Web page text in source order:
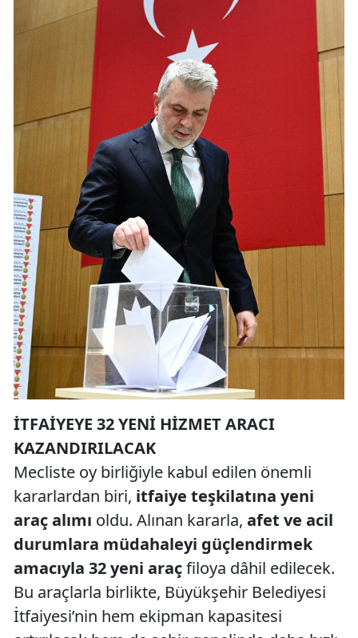
İTFAİYEYE 32 YENİ HİZMET ARACI
KAZANDIRILACAK
Mecliste oy birliğiyle kabul edilen önemli
kararlardan biri, itfaiye teşkilatına yeni
araç alımı oldu. Alınan kararla, afet ve acil
durumlara müdahaleyi güçlendirmek
amacıyla 32 yeni araçfiloya dâhil edilecek.
Bu araçlarla birlikte, Büyükşehir Belediyesi
İtfaiyesi’nin hem ekipman kapasitesi